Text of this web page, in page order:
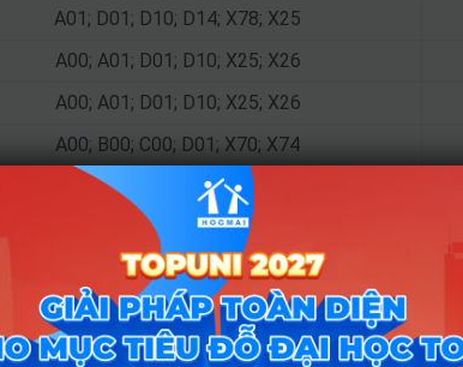
A01; D01; D10; D14; X78; X25
A00; A01; D01; D10; X25; X26
A00; A01; D01; D10; X25; X26
A00; B00; C00; D01; X70; X74
A00; B00; C00; D01; X70; X74
A00; A01; C00; D01; X70; X74
A00; A01; C00; D01; X70; X74
A00; A01; D01; D10; X26; X06
A00; A01; D01; D10; X26; X06